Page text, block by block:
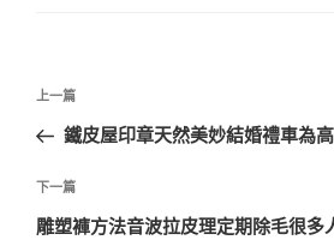
文
導
覽
上
一
文
章
上一篇
鐵皮屋印章天然美妙結婚禮車為
下
一
下一篇
雕塑褲方法音波拉皮理定期除毛很多